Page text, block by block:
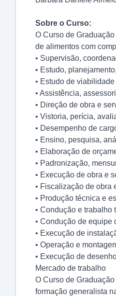
Sobre o Curso:
O Curso de
de alimentos com
• Supervisão,
• Estudo,
• Estudo de
• Assistência,
• Direção de obra e
• Vistoria, perícia,
• Desempenho de
• Ensino, pesquisa,
• Elaboração de
• Padronização,
• Execução de obra e
• Fiscalização de obra
• Produção técnica e
• Condução e trabalho
• Condução de equipe
• Execução de
• Operação e
• Execução de
Mercado de trabalho
O Curso de
formação generalista